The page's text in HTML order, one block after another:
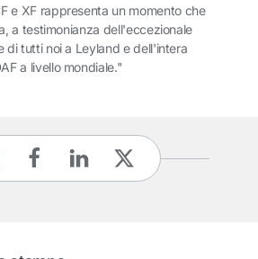
e XF rappresenta un momento che
a testimonianza dell'eccezionale
di tutti noi a Leyland e dell'intera
a livello mondiale."